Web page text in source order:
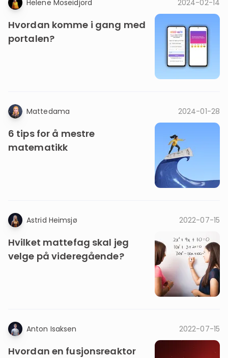
Helene Moseidjord 2024-02-14
Hvordan komme i gang med
portalen?
Mattedama 2024-01-28
6 tips for å mestre
matematikk
Astrid Heimsjø 2022-07-15
Hvilket mattefag skal jeg
velge på videregående?
Anton Isaksen 2022-07-15
Hvordan en fusjonsreaktor